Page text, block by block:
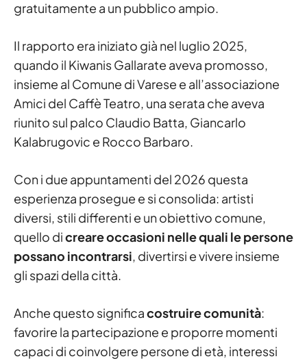
gratuitamente a un pubblico ampio.
Il rapporto era iniziato già nel luglio 2025,
quando il Kiwanis Gallarate aveva promosso,
insieme al Comune di Varese e all’associazione
Amici del Caffè Teatro, una serata che aveva
riunito sul palco Claudio Batta, Giancarlo
Kalabrugovic e Rocco Barbaro.
Con i due appuntamenti del 2026 questa
esperienza prosegue e si consolida: artisti
diversi, stili differenti e un obiettivo comune,
quello dicreare occasioni nelle quali le persone
possano incontrarsi, divertirsi e vivere insieme
gli spazi della città.
Anche questo significacostruire comunità:
favorire la partecipazione e proporre momenti
capaci di coinvolgere persone di età, interessi